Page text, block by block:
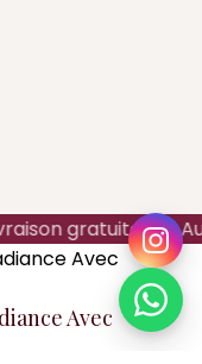
gratuite | 🚚
Avec